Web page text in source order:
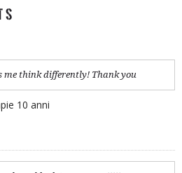
me think differently! Thank you
10 anni